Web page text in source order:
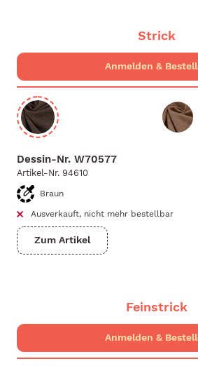
Strick
Dessin-Nr. W70577
Artikel-Nr. 94610
Braun
Ausverkauft, nicht mehr bestellbar
Zum Artikel
Feinstrick